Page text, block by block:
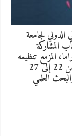
الدولي لجامعة
باب المشاركة
المزمع تنظيمه
بمدينة سيدي بوزيد – تونس خلال الفترة الممتدة من 22 إلى 27
والبحث العلمي